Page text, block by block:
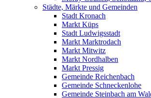
Städte, Märkte und Gemeinden
Stadt Kronach
Markt Küps
Stadt Ludwigsstadt
Markt Marktrodach
Markt Mitwitz
Markt Nordhalben
Markt Pressig
Gemeinde Reichenbach
Gemeinde Schneckenlohe
Gemeinde Steinbach am